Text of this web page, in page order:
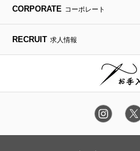
CORPORATE コーポレート
RECRUIT 求人情報